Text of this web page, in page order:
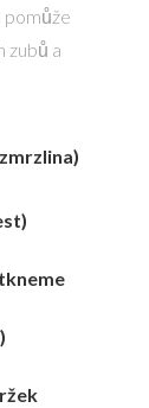
pomůže
zubů a